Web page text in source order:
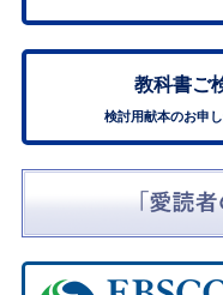
教科書ご
検討用献本のお申